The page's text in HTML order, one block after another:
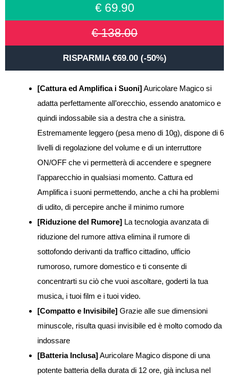
€ 69.90
€ 138.00
RISPARMIA €69.00 (-50%)
[Cattura ed Amplifica i Suoni]Auricolare Magico si
adatta perfettamente all’orecchio, essendo anatomico e
quindi indossabile sia a destra che a sinistra.
Estremamente leggero (pesa meno di 10g), dispone di 6
livelli di regolazione del volume e di un interruttore
ON/OFF che vi permetterà di accendere e spegnere
l’apparecchio in qualsiasi momento. Cattura ed
Amplifica i suoni permettendo, anche a chi ha problemi
di udito, di percepire anche il minimo rumore
[Riduzione del Rumore]La tecnologia avanzata di
riduzione del rumore attiva elimina il rumore di
sottofondo derivanti da traffico cittadino, ufficio
rumoroso, rumore domestico e ti consente di
concentrarti su ciò che vuoi ascoltare, goderti la tua
musica, i tuoi film e i tuoi video.
[Compatto e Invisibile] Grazie alle sue dimensioni
minuscole, risulta quasi invisibile ed è molto comodo da
indossare
[Batteria Inclusa]Auricolare Magico dispone di una
potente batteria della durata di 12 ore, già inclusa nel